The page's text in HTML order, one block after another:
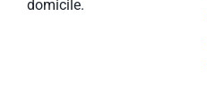
domicile.